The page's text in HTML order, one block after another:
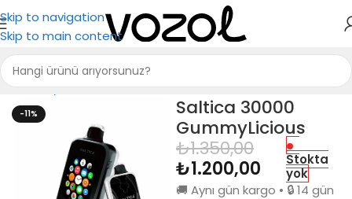
Skip to navigation
Skip to main content
Ana Sayfa Saltica Saltica 30000
-11%
Saltica 30000
GummyLicious
₺1.350,00
₺1.200,00
Stokta
yok
🚚 Aynı gün kargo • 🔒 14 gün